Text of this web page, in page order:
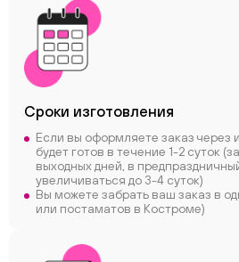
Сроки изготовления
Если вы оформляете заказ через
будет готов в течение 1-2 суток
выходных дней, в
увеличиваться до 3-4 суток)
Вы можете забрать ваш заказ в
или постаматов в Костроме)